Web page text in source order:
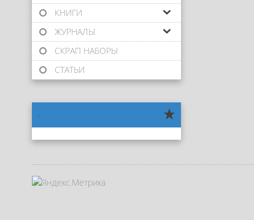
КНИГИ
ЖУРНАЛЫ
СКРАП НАБОРЫ
СТАТЬИ